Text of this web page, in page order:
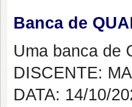
Banca de
Uma banca de
DISCENTE:
DATA: 14/10/